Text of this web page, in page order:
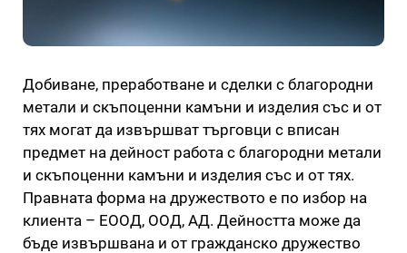
Добиване, преработване и сделки с благородни
метали и скъпоценни камъни и изделия със и от
тях могат да извършват търговци с вписан
предмет на дейност работа с благородни метали
и скъпоценни камъни и изделия със и от тях.
Правната форма на дружеството е по избор на
клиента – ЕООД, ООД, АД. Дейността може да
бъде извършвана и от гражданско дружество